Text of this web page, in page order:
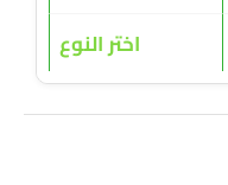
اختر النوع